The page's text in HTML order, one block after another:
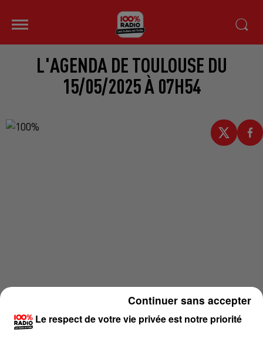
L'AGENDA DE TOULOUSE DU
15/05/2025 À 07H54
Le respect de votre vie privée est notre priorité
Continuer sans accepter